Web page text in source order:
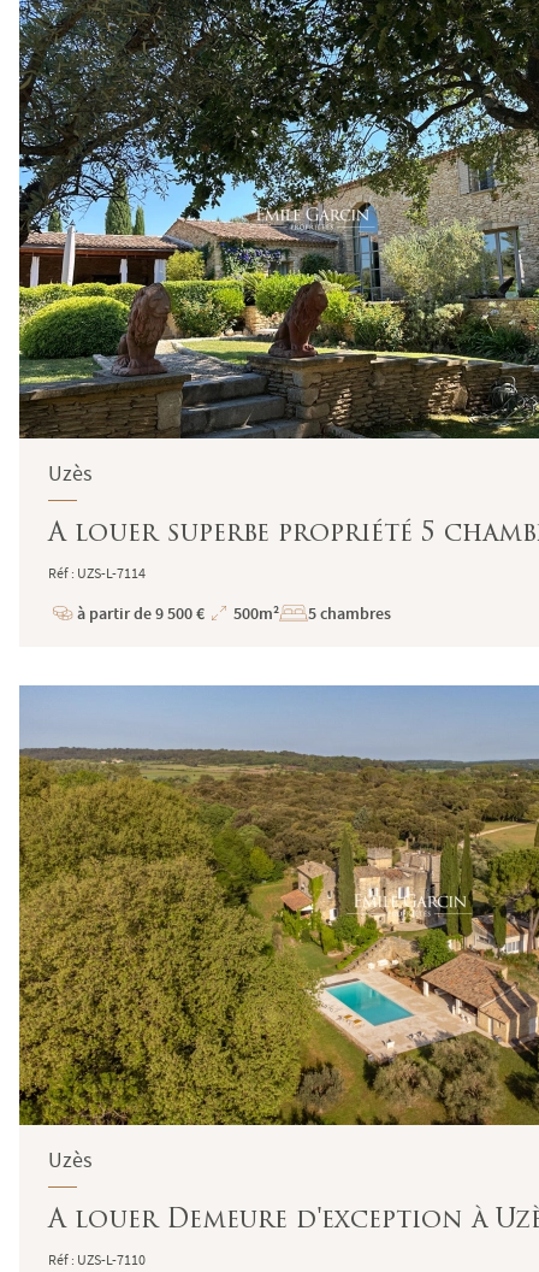
Uzès
A louer superbe propriété 5
Réf : UZS-L-7114
Prix
à partir de 9 500 €
Superficie
500m² 5 chambres
Uzès
A louer Demeure d'exception à
Réf : UZS-L-7110